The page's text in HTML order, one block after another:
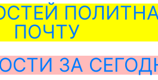
ПОЧТУ
ЗА